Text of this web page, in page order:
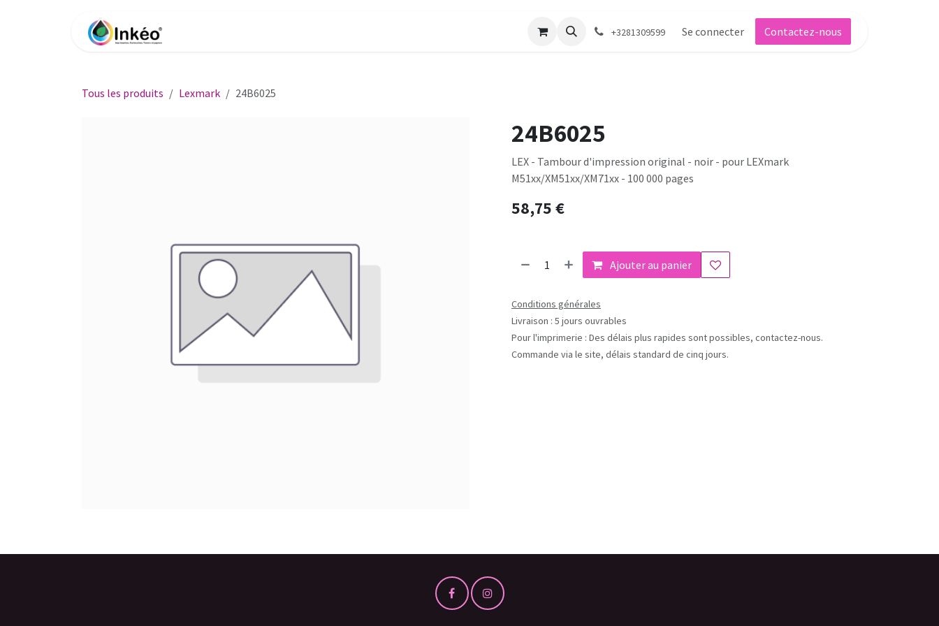
+3281309599 Se connecter Contactez-nous
Tous les produits Lexmark 24B6025
24B6025
LEX - Tambour d'impression original - noir - pour LEXmark
M51xx/XM51xx/XM71xx - 100 000 pages
58,75€
Ajouter au panier
Conditions générales
Livraison : 5 jours ouvrables
Pour l'imprimerie : Des délais plus rapides sont possibles, contactez-nous.
Commande via le site, délais standard de cinq jours.